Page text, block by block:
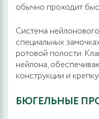
обычно проходит
Система
специальных
ротовой полости.
нейлона,
конструкции и
БЮГЕЛЬНЫЕ